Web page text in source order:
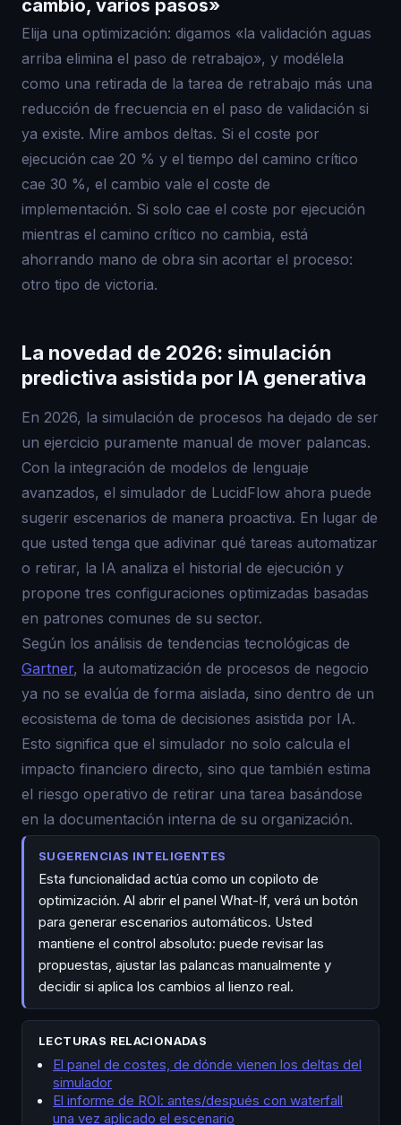
cambio, varios pasos»
Elija una optimización: digamos «la validación aguas
arriba elimina el paso de retrabajo», y modélela
como una retirada de la tarea de retrabajo más una
reducción de frecuencia en el paso de validación si
ya existe. Mire ambos deltas. Si el coste por
ejecución cae 20 % y el tiempo del camino crítico
cae 30 %, el cambio vale el coste de
implementación. Si solo cae el coste por ejecución
mientras el camino crítico no cambia, está
ahorrando mano de obra sin acortar el proceso:
otro tipo de victoria.
La novedad de 2026: simulación
predictiva asistida por IA generativa
En 2026, la simulación de procesos ha dejado de ser
un ejercicio puramente manual de mover palancas.
Con la integración de modelos de lenguaje
avanzados, el simulador de LucidFlow ahora puede
sugerir escenarios de manera proactiva. En lugar de
que usted tenga que adivinar qué tareas automatizar
o retirar, la IA analiza el historial de ejecución y
propone tres configuraciones optimizadas basadas
en patrones comunes de su sector.
Según los análisis de tendencias tecnológicas de
Gartner, la automatización de procesos de negocio
ya no se evalúa de forma aislada, sino dentro de un
ecosistema de toma de decisiones asistida por IA.
Esto significa que el simulador no solo calcula el
impacto financiero directo, sino que también estima
el riesgo operativo de retirar una tarea basándose
en la documentación interna de su organización.
SUGERENCIAS INTELIGENTES
Esta funcionalidad actúa como un copiloto de
optimización. Al abrir el panel What-If, verá un botón
para generar escenarios automáticos. Usted
mantiene el control absoluto: puede revisar las
propuestas, ajustar las palancas manualmente y
decidir si aplica los cambios al lienzo real.
LECTURAS RELACIONADAS
El panel de costes, de dónde vienen los deltas del
simulador
El informe de ROI: antes/después con waterfall
una vez aplicado el escenario